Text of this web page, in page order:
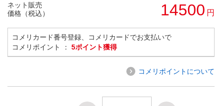
ネット販売
価格（税込）
14500 円
コメリカード番号登録、コメリカードでお支払いで
コメリポイント ： 5ポイント獲得
コメリポイントについて